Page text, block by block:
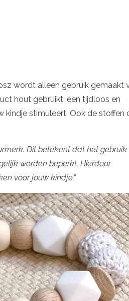
wordt alleen gebruik gemaakt
hout gebruikt, een tijdloos en
kindje stimuleert. Ook de stoffen
Dit betekent dat het gebruik
worden beperkt. Hierdoor
voor jouw kindje.”